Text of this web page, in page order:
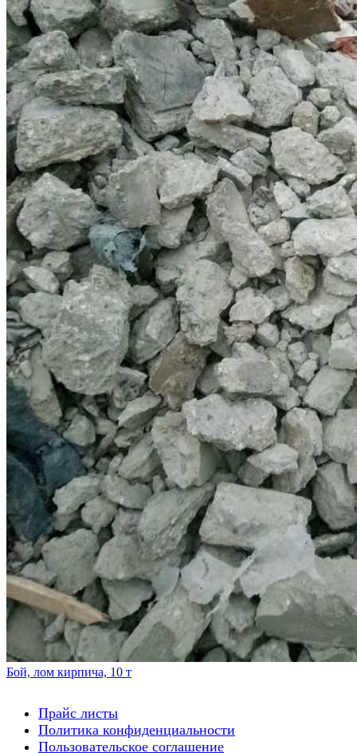
Бой, лом кирпича, 10 т
Прайс листы
Политика конфиденциальности
Пользовательское соглашение